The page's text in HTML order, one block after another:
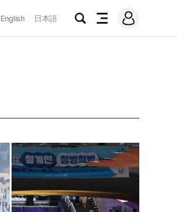
English 日本語
검
전
메
그